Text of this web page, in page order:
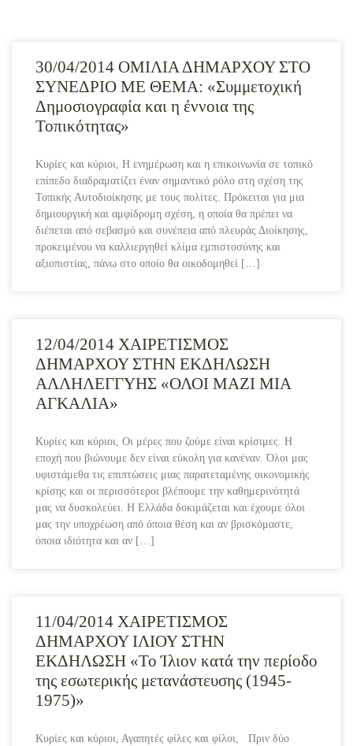
30/04/2014 ΟΜΙΛΙΑ ΔΗΜΑΡΧΟΥ ΣΤΟ
ΣΥΝΕΔΡΙΟ ΜΕ ΘΕΜΑ: «Συμμετοχική
Δημοσιογραφία και η έννοια της
Τοπικότητας»
Κυρίες και κύριοι, Η ενημέρωση και η επικοινωνία σε τοπικό
επίπεδο διαδραματίζει έναν σημαντικό ρόλο στη σχέση της
Τοπικής Αυτοδιοίκησης με τους πολίτες. Πρόκειται για μια
δημιουργική και αμφίδρομη σχέση, η οποία θα πρέπει να
διέπεται από σεβασμό και συνέπεια από πλευράς Διοίκησης,
προκειμένου να καλλιεργηθεί κλίμα εμπιστοσύνης και
αξιοπιστίας, πάνω στο οποίο θα οικοδομηθεί […]
12/04/2014 ΧΑΙΡΕΤΙΣΜΟΣ
ΔΗΜΑΡΧΟΥ ΣΤΗΝ ΕΚΔΗΛΩΣΗ
ΑΛΛΗΛΕΓΓΥΗΣ «ΟΛΟΙ ΜΑΖΙ ΜΙΑ
ΑΓΚΑΛΙΑ»
Κυρίες και κύριοι, Οι μέρες που ζούμε είναι κρίσιμες. Η
εποχή που βιώνουμε δεν είναι εύκολη για κανέναν. Όλοι μας
υφιστάμεθα τις επιπτώσεις μιας παρατεταμένης οικονομικής
κρίσης και οι περισσότεροι βλέπουμε την καθημερινότητά
μας να δυσκολεύει. Η Ελλάδα δοκιμάζεται και έχουμε όλοι
μας την υποχρέωση από όποια θέση και αν βρισκόμαστε,
όποια ιδιότητα και αν […]
11/04/2014 ΧΑΙΡΕΤΙΣΜΟΣ
ΔΗΜΑΡΧΟΥ ΙΛΙΟΥ ΣΤΗΝ
ΕΚΔΗΛΩΣΗ «Το Ίλιον κατά την περίοδο
της εσωτερικής μετανάστευσης (1945-
1975)»
Κυρίες και κύριοι, Αγαπητές φίλες και φίλοι, Πριν δύο